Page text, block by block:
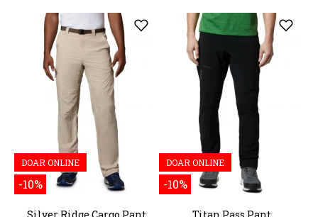
DOAR ONLINE
-10%
DOAR ONLINE
-10%